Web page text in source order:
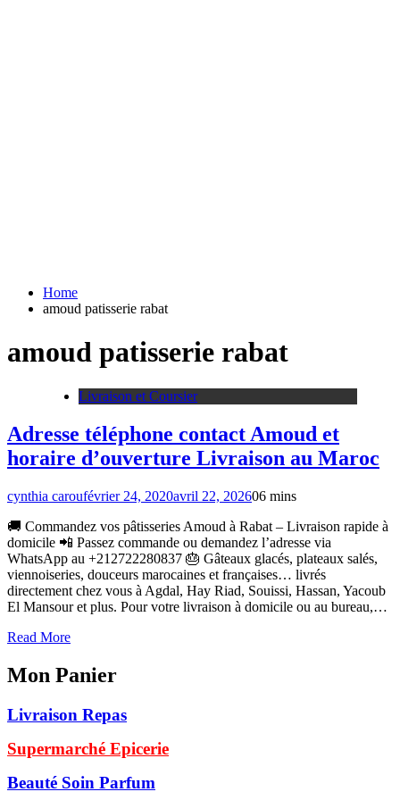
Home
amoud patisserie rabat
amoud patisserie rabat
Livraison et Coursier
Adresse téléphone contact Amoud et
horaire d’ouverture Livraison au Maroc
cynthia caroufévrier 24, 2020avril 22, 202606 mins
🚚 Commandez vos pâtisseries Amoud à Rabat – Livraison rapide à
domicile 📲 Passez commande ou demandez l’adresse via
WhatsApp au +212722280837 🎂 Gâteaux glacés, plateaux salés,
viennoiseries, douceurs marocaines et françaises… livrés
directement chez vous à Agdal, Hay Riad, Souissi, Hassan, Yacoub
El Mansour et plus. Pour votre livraison à domicile ou au bureau,…
Read More
Mon Panier
Livraison Repas
Supermarché Epicerie
Beauté Soin Parfum